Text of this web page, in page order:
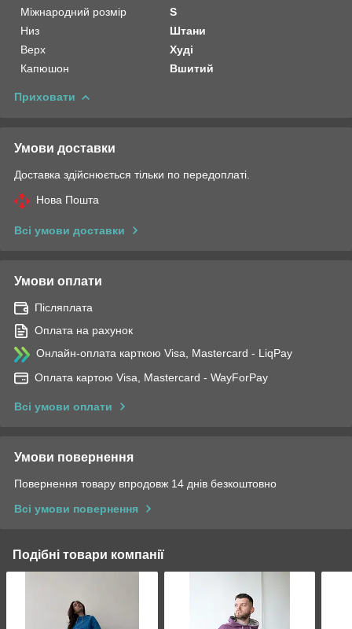
Міжнародний розмір
S
Низ
Штани
Верх
Худі
Капюшон
Вшитий
Приховати
Умови доставки
Доставка здійснюється тільки по передоплаті.
Нова Пошта
Всі умови доставки
Умови оплати
Післяплата
Оплата на рахунок
Онлайн-оплата карткою Visa, Mastercard - LiqPay
Оплата картою Visa, Mastercard - WayForPay
Всі умови оплати
Умови повернення
Повернення товару впродовж 14 днів безкоштовно
Всі умови повернення
Подібні товари компанії